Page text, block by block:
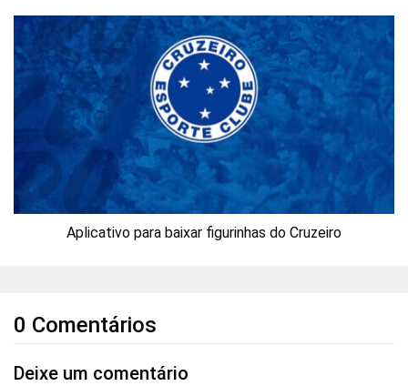
Aplicativo para baixar figurinhas do Cruzeiro
0 Comentários
Deixe um comentário